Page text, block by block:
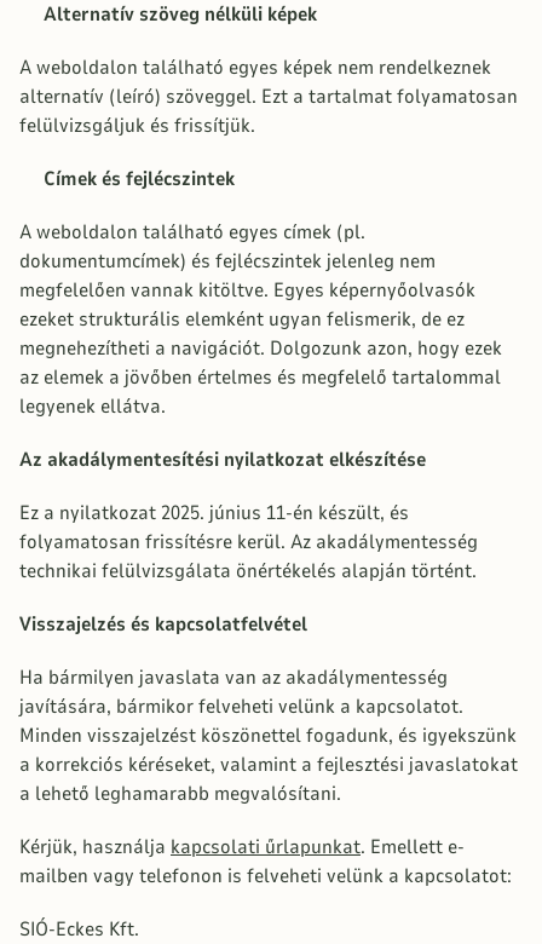
Alternatív szöveg nélküli képek
A weboldalon található egyes képek nem rendelkeznek
alternatív (leíró) szöveggel. Ezt a tartalmat folyamatosan
felülvizsgáljuk és frissítjük.
Címek és fejlécszintek
A weboldalon található egyes címek (pl.
dokumentumcímek) és fejlécszintek jelenleg nem
megfelelően vannak kitöltve. Egyes képernyőolvasók
ezeket strukturális elemként ugyan felismerik, de ez
megnehezítheti a navigációt. Dolgozunk azon, hogy ezek
az elemek a jövőben értelmes és megfelelő tartalommal
legyenek ellátva.
Az akadálymentesítési nyilatkozat elkészítése
Ez a nyilatkozat 2025. június 11-én készült, és
folyamatosan frissítésre kerül. Az akadálymentesség
technikai felülvizsgálata önértékelés alapján történt.
Visszajelzés és kapcsolatfelvétel
Ha bármilyen javaslata van az akadálymentesség
javítására, bármikor felveheti velünk a kapcsolatot.
Minden visszajelzést köszönettel fogadunk, és igyekszünk
a korrekciós kéréseket, valamint a fejlesztési javaslatokat
a lehető leghamarabb megvalósítani.
Kérjük, használja kapcsolati űrlapunkat. Emellett e-
mailben vagy telefonon is felveheti velünk a kapcsolatot:
SIÓ-Eckes Kft.